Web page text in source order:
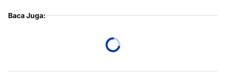
Baca Juga: